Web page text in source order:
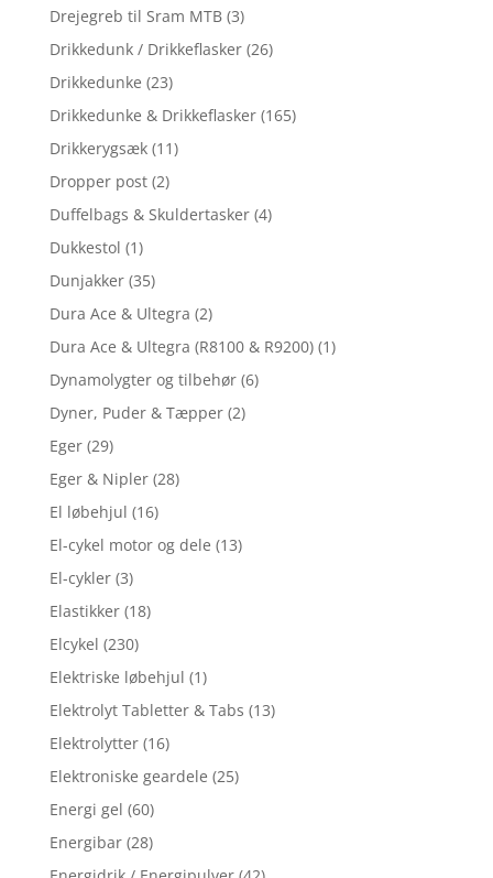
Drejegreb til Sram MTB (3)
Drikkedunk / Drikkeflasker (26)
Drikkedunke (23)
Drikkedunke & Drikkeflasker (165)
Drikkerygsæk (11)
Dropper post (2)
Duffelbags & Skuldertasker (4)
Dukkestol (1)
Dunjakker (35)
Dura Ace & Ultegra (2)
Dura Ace & Ultegra (R8100 & R9200) (1)
Dynamolygter og tilbehør (6)
Dyner, Puder & Tæpper (2)
Eger (29)
Eger & Nipler (28)
El løbehjul (16)
El-cykel motor og dele (13)
El-cykler (3)
Elastikker (18)
Elcykel (230)
Elektriske løbehjul (1)
Elektrolyt Tabletter & Tabs (13)
Elektrolytter (16)
Elektroniske geardele (25)
Energi gel (60)
Energibar (28)